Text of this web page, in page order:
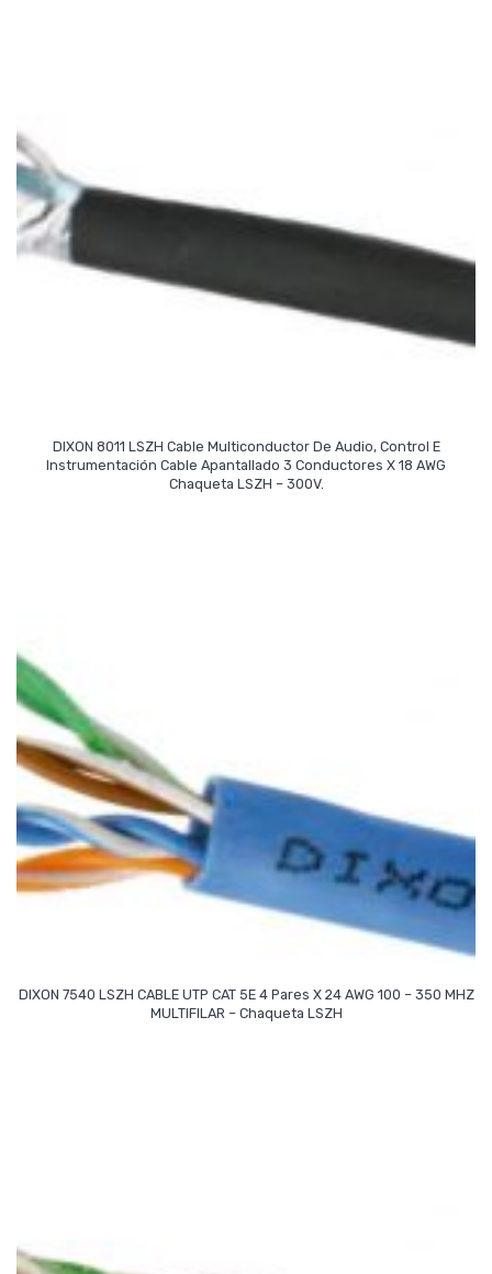
DIXON 8011 LSZH Cable Multiconductor De Audio, Control E
Instrumentación Cable Apantallado 3 Conductores X 18 AWG
Chaqueta LSZH – 300V.
Read More
DIXON 7540 LSZH CABLE UTP CAT 5E 4 Pares X 24 AWG 100 – 350 MHZ
MULTIFILAR – Chaqueta LSZH
Read More